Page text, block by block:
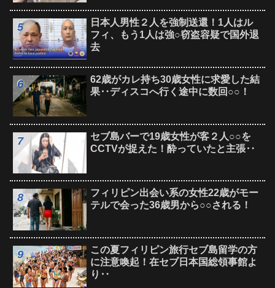
日本人男性２人を強制送還！1人はル
フィ、もう1人は強○窃盗容疑で国外退
去
62歳がカレ持ち30歳女性に求愛した結
果‥ディスコへ行く途中に数回○○！
セブ島バーで19歳女性が客２人○○を
CCTVが捉えた！酔っていたと主張‥
フィリピン出会い系の女性22歳がモー
テルで会った36歳男から○○される！
この夏フィリピン旅行セブ島留学の方
に注意喚起！在セブ日本国総領事館よ
り‥